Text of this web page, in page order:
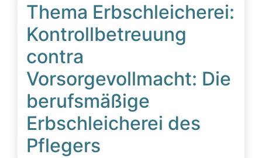
Thema Erbschleicherei:
Kontrollbetreuung
contra
Vorsorgevollmacht: Die
berufsmäßige
Erbschleicherei des
Pflegers